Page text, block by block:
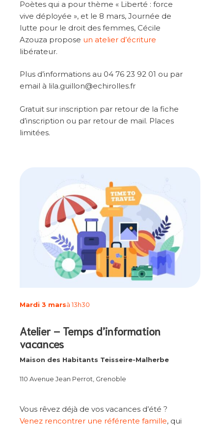
Poètes qui a pour thème « Liberté : force
vive déployée », et le 8 mars, Journée de
lutte pour le droit des femmes, Cécile
Azouza propose un atelier d’écriture
libérateur.
Plus d’informations au 04 76 23 92 01 ou par
email à lila.guillon@echirolles.fr
Gratuit sur inscription par retour de la fiche
d’inscription ou par retour de mail. Places
limitées.
Mardi 3 marsà 13h30
Atelier – Temps d’information
vacances
Maison des Habitants Teisseire-Malherbe
110 Avenue Jean Perrot, Grenoble
Vous rêvez déjà de vos vacances d’été ?
Venez rencontrer une référente famille, qui